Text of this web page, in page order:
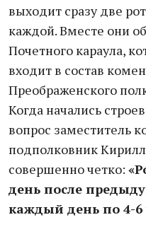
выходит сразу две
каждой. Вместе они
Почетного караула,
входит в состав
Преображенского
Когда начались
вопрос заместитель
подполковник
совершенно четко:
день после
каждый день по 4-6